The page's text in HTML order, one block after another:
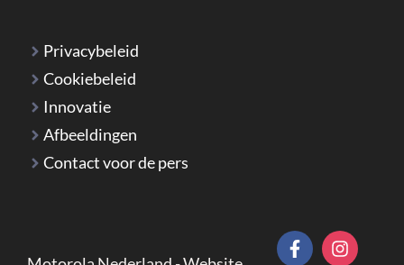
Privacybeleid
Cookiebeleid
Innovatie
Afbeeldingen
Contact voor de pers